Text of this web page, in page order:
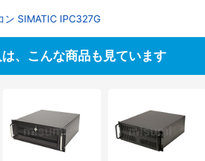
ン SIMATIC IPC327G
、こんな商品も見ています